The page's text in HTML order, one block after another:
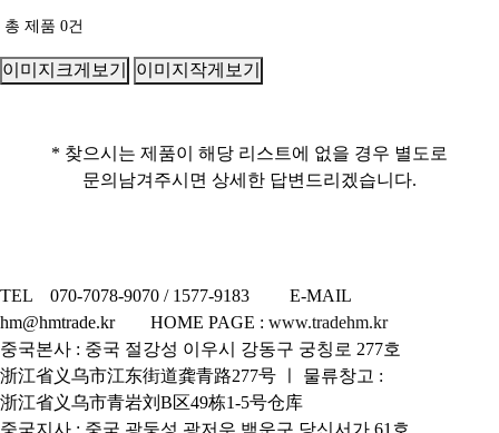
총 제품 0건
이미지크게보기 이미지작게보기
* 찾으시는 제품이 해당 리스트에 없을 경우 별도로
문의남겨주시면 상세한 답변드리겠습니다.
TEL 070-7078-9070 / 1577-9183 E-MAIL
hm@hmtrade.kr HOME PAGE : www.tradehm.kr
중국본사 : 중국 절강성 이우시 강동구 궁칭로 277호
浙江省义乌市江东街道龚青路277号 ㅣ 물류창고 :
浙江省义乌市青岩刘B区49栋1-5号仓库
중국지사 : 중국 광둥성 광저우 백운구 당신서가 61호